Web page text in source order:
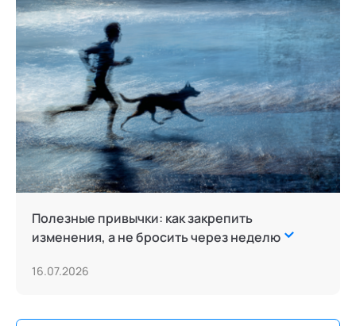
Полезные привычки: как закрепить
изменения, а не бросить через неделю
16.07.2026